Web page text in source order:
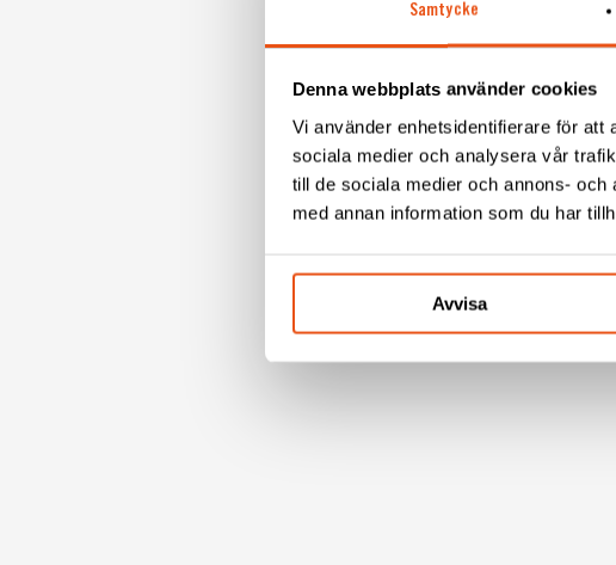
Samtycke
Denna webbplats använder cookies
Vi använder enhetsidentifierare för att
sociala medier och analysera vår
till de sociala medier och annons-
med annan information som du har
Avvisa